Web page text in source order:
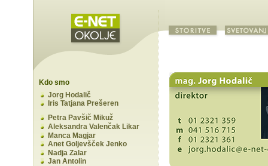
Kdo smo
Jorg Hodalič
Iris Tatjana Prešeren
Petra Pavšič Mikuž
Aleksandra Valenčak Likar
Manca Magjar
Anet Goljevšček Jenko
Nadja Zalar
Jan Antolin